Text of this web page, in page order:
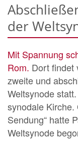
der
Mit Spannung
Rom. Dort findet
zweite und
Weltsynode
synodale Kirche.
Sendung“ hatte
Weltsynode